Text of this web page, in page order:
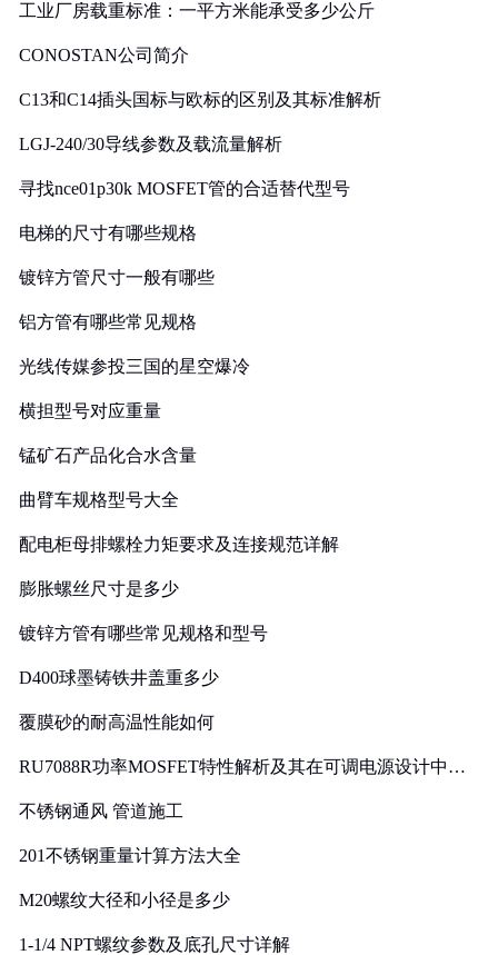
工业厂房载重标准：一平方米能承受多少公斤
CONOSTAN公司简介
C13和C14插头国标与欧标的区别及其标准解析
LGJ-240/30导线参数及载流量解析
寻找nce01p30k MOSFET管的合适替代型号
电梯的尺寸有哪些规格
镀锌方管尺寸一般有哪些
铝方管有哪些常见规格
光线传媒参投三国的星空爆冷
横担型号对应重量
锰矿石产品化合水含量
曲臂车规格型号大全
配电柜母排螺栓力矩要求及连接规范详解
膨胀螺丝尺寸是多少
镀锌方管有哪些常见规格和型号
D400球墨铸铁井盖重多少
覆膜砂的耐高温性能如何
RU7088R功率MOSFET特性解析及其在可调电源设计中的
不锈钢通风 管道施工
201不锈钢重量计算方法大全
M20螺纹大径和小径是多少
1-1/4 NPT螺纹参数及底孔尺寸详解